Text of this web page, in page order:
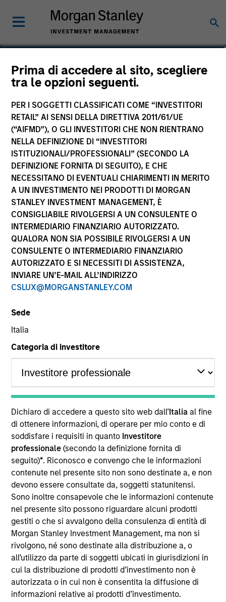
Prima di accedere al sito, scegliere
tra le opzioni seguenti.
PER I SOGGETTI CLASSIFICATI COME “INVESTITORI
RETAIL” AI SENSI DELLA DIRETTIVA 2011/61/UE
(“AIFMD”), O GLI INVESTITORI CHE NON RIENTRANO
NELLA DEFINIZIONE DI “INVESTITORI
ISTITUZIONALI/PROFESSIONALI” (SECONDO LA
DEFINIZIONE FORNITA DI SEGUITO), E CHE
NECESSITANO DI EVENTUALI CHIARIMENTI IN MERITO
A UN INVESTIMENTO NEI PRODOTTI DI MORGAN
STANLEY INVESTMENT MANAGEMENT, È
CONSIGLIABILE RIVOLGERSI A UN CONSULENTE O
INTERMEDIARIO FINANZIARIO AUTORIZZATO.
QUALORA NON SIA POSSIBILE RIVOLGERSI A UN
CONSULENTE O INTERMEDIARIO FINANZIARIO
AUTORIZZATO E SI NECESSITI DI ASSISTENZA,
INVIARE UN’E-MAIL ALL’INDIRIZZO
CSLUX@MORGANSTANLEY.COM
Sede
Italia
Categoria di investitore
Dichiaro di accedere a questo sito web dall’Italia al fine
di ottenere informazioni, di operare per mio conto e di
soddisfare i requisiti in quanto Investitore
professionale(secondo la definizione fornita di
seguito)*. Riconosco e convengo che le informazioni
contenute nel presente sito non sono destinate a, e non
devono essere consultate da, soggetti statunitensi.
Sono inoltre consapevole che le informazioni contenute
nel presente sito possono riguardare alcuni prodotti
gestiti o che si avvalgono della consulenza di entità di
Morgan Stanley Investment Management, ma non si
rivolgono, né sono destinate alla distribuzione a, o
all’utilizzo da parte di soggetti ubicati in giurisdizioni in
cui la distribuzione di prodotti d’investimento non è
autorizzata o in cui non è consentita la diffusione di
informazioni relative ai prodotti d’investimento.
Madhav Bhatnagar
Vice President
YEARS OF INDUSTRY EXPERIENCE
12 Years
Morgan Stanley Private Equity Asia
Madhav Bhatnagar is a Vice President at Morgan
Stanley. Mr. Bhatnagar joined Morgan Stanley in
2016 and focuses on the group’s private equity
transactions in India across Financial Services,
Healthcare, Lifesciences and Consumer sectors.
Prior to joining Morgan Stanley, Mr. Bhatnagar
worked at Greater Pacific Capital, a private equity
fund based in London for two years, focusing on
growth and buyout investments across multiple
sectors. Mr. Bhatnagar is a native of India and is
based in Mumbai. Mr. Bhatnagar received his
Bachelor’s degree in Economics from the London
School of Economics & Political Science and has